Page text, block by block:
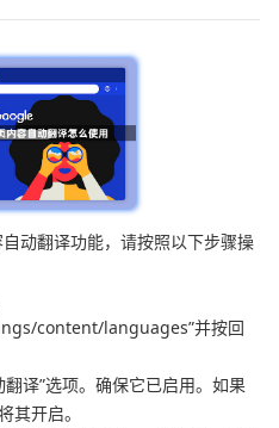
动翻译功能，请按照以下步骤操
content/languages”并按回
译”选项。确保它已启用。如果
其开启。